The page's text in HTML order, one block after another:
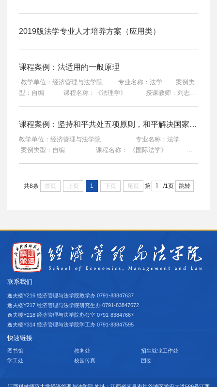
2019版法学专业人才培养方案（应用类）
课程案例：法适用的一般原理
教学单位：经济管理与法学院 专业名称：法学 案例类
型：自编 课程名称：《法理学》 授课教师：刘志娟
学研究的理论基石，也是法科学子的第一门专业课。法理学以法
律现象的普遍性、一般性规律为研究对象，它研究的问题既是法
学的基础问题，也是法学的核心问题。它对一个...
课程案例：坚持和平共处五项原则，和平解决国家争端
教学单位：经济管理与法学院 专业名称：法学
案例类型：自编 课程名称： 《国际法学》 授
法和国际经济法的基础。基于专业必修课的地位，本课程面向法
学专业二年级本科生开设。本门课以国家之间的关系作为主要调
共8条 首页 上页 1 下页 尾页 第 /1页 跳转
联系我们
逸夫楼Y216 经济管理与法学院教学办 0791-83847637
逸夫楼Y217 经济管理与法学院研究生办 0791-83847672
逸夫楼Y218 经济管理与法学院办公室 0791-83847667
逸夫楼Y314 经济管理与法学院学工办 0791-83847595
快速链接
图书馆 教务处
招生就业工作处
学工处
校园传真 团委